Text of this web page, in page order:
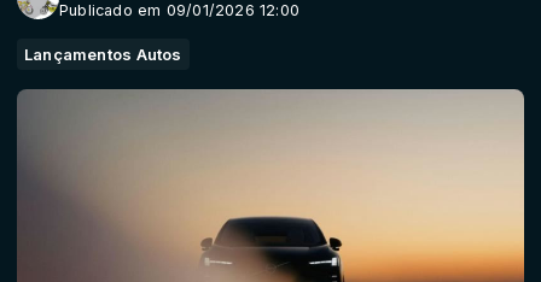
Publicado em 09/01/2026 12:00
Lançamentos Autos